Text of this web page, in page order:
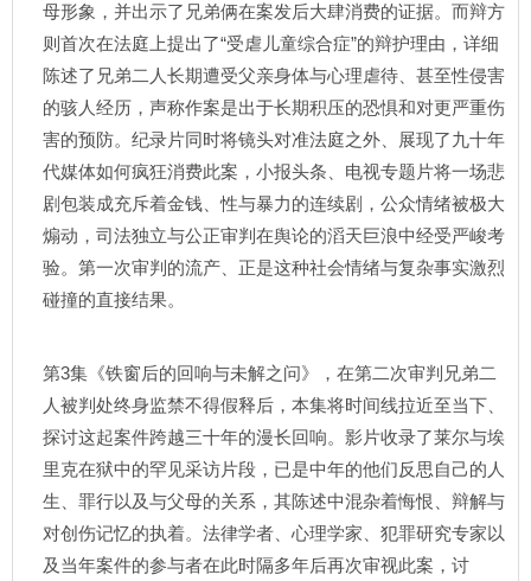
母形象，并出示了兄弟俩在案发后大肆消费的证据。而辩方
则首次在法庭上提出了“受虐儿童综合症”的辩护理由，详细
陈述了兄弟二人长期遭受父亲身体与心理虐待、甚至性侵害
的骇人经历，声称作案是出于长期积压的恐惧和对更严重伤
害的预防。纪录片同时将镜头对准法庭之外、展现了九十年
代媒体如何疯狂消费此案，小报头条、电视专题片将一场悲
剧包装成充斥着金钱、性与暴力的连续剧，公众情绪被极大
煽动，司法独立与公正审判在舆论的滔天巨浪中经受严峻考
验。第一次审判的流产、正是这种社会情绪与复杂事实激烈
碰撞的直接结果。
第3集《铁窗后的回响与未解之问》，在第二次审判兄弟二
人被判处终身监禁不得假释后，本集将时间线拉近至当下、
探讨这起案件跨越三十年的漫长回响。影片收录了莱尔与埃
里克在狱中的罕见采访片段，已是中年的他们反思自己的人
生、罪行以及与父母的关系，其陈述中混杂着悔恨、辩解与
对创伤记忆的执着。法律学者、心理学家、犯罪研究专家以
及当年案件的参与者在此时隔多年后再次审视此案，讨